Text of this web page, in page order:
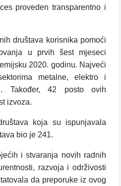
proveden transparentno i
društava korisnika pomoći
u prvih šest mjeseci
2020. godinu. Najveći
metalne, elektro i
Također, 42 posto ovih
izvoza.
koja su ispunjavala
bio je 241.
i stvaranja novih radnih
razvoja i održivosti
da preporuke iz ovog